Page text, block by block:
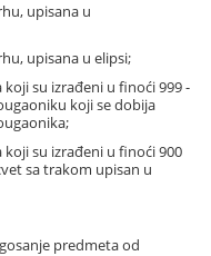
upisana u
upisana u elipsi;
su izrađeni u finoći 999 -
koji se dobija
su izrađeni u finoći 900
sa trakom upisan u
predmeta od